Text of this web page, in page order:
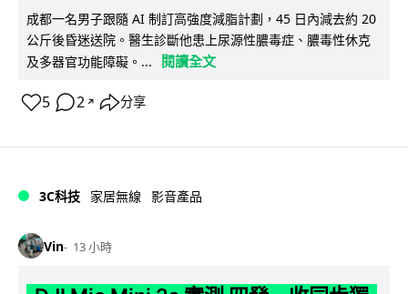
成都一名男子跟隨 AI 制訂高強度減脂計劃，45 日內減去約 20
公斤後昏迷送院。醫生診斷他患上尿源性膿毒症、膿毒性休克
及多器官功能障礙。...
閱讀全文
5 2 ↗ 分享
3C科技 家居無線 影音產品
Vin 13 小時